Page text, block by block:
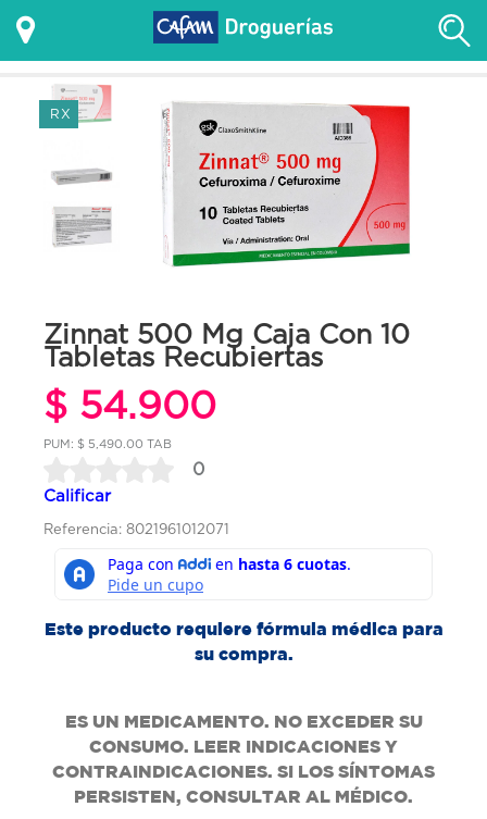
RX
Zinnat 500 Mg Caja Con 10
Tabletas Recubiertas
$ 54.900
PUM: $ 5,490.00 TAB
0
Calificar
Referencia: 8021961012071
Este producto requiere fórmula médica para
su compra.
ES UN MEDICAMENTO. NO EXCEDER SU
CONSUMO. LEER INDICACIONES Y
CONTRAINDICACIONES. SI LOS SÍNTOMAS
PERSISTEN, CONSULTAR AL MÉDICO.